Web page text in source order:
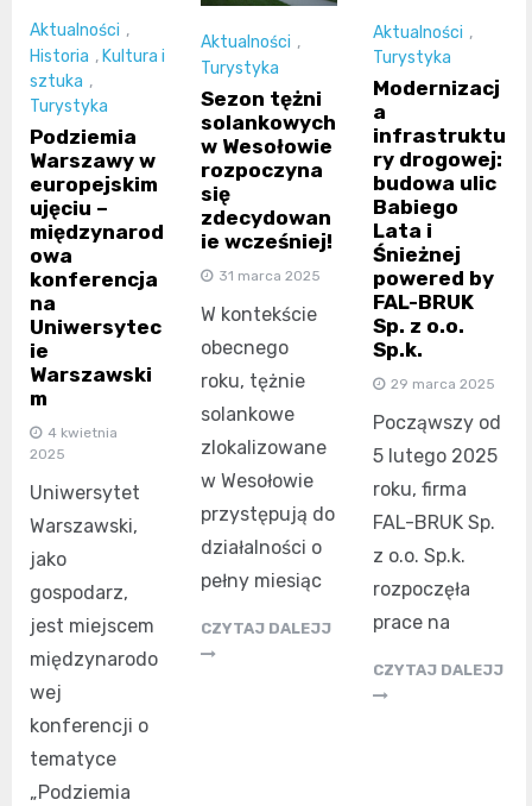
Aktualności ,
Historia , Kultura i
sztuka ,
Turystyka
Podziemia
Warszawy w
europejskim
ujęciu –
międzynarod
owa
konferencja
na
Uniwersytec
ie
Warszawski
m
4 kwietnia
2025
Uniwersytet
Warszawski,
jako
gospodarz,
jest miejscem
międzynarodo
wej
konferencji o
tematyce
„Podziemia
Aktualności ,
Turystyka
Sezon tężni
solankowych
w Wesołowie
rozpoczyna
się
zdecydowan
ie wcześniej!
31 marca 2025
W kontekście
obecnego
roku, tężnie
solankowe
zlokalizowane
w Wesołowie
przystępują do
działalności o
pełny miesiąc
CZYTAJ DALEJJ
Aktualności ,
Turystyka
Modernizacj
a
infrastruktu
ry drogowej:
budowa ulic
Babiego
Lata i
Śnieżnej
powered by
FAL-BRUK
Sp. z o.o.
Sp.k.
29 marca 2025
Począwszy od
5 lutego 2025
roku, firma
FAL-BRUK Sp.
z o.o. Sp.k.
rozpoczęła
prace na
CZYTAJ DALEJJ